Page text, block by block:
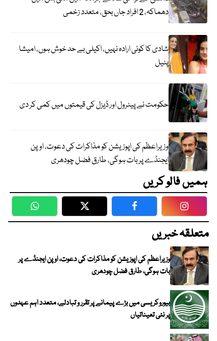
دھماکہ، 2 افراد جاں بحق، متعدد زخمی
شادی کا کوئی ارادہ نہیں، اکیلی بے حد خوش ہوں، امیشا
پٹیل
حکومت نے پیٹرول اور ڈیزل کی قیمتوں میں کمی کر دی
وزیراعظم کی اپوزیشن کو مذاکرات کی دعوت، اوپن
ایجنڈے پر بات ہوگی، طارق فضل چودھری
ہمیں فالو کریں
WhatsApp Twitter Facebook
متعلقہ خبریں
وزیراعظم کی اپوزیشن کو مذاکرات کی دعوت، اوپن ایجنڈے پر
بات ہوگی، طارق فضل چودھری
بیوروکریسی میں بڑے پیمانے پر تقرر و تبادلے، متعدد اہم عہدوں
پر نئی تعیناتیاں